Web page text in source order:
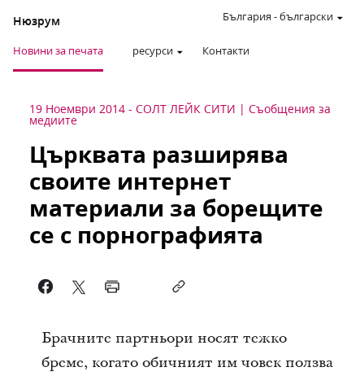
Нюзрум
Новини за печата ресурси Контакти
България -български
19 Ноември 2014 - СОЛТ ЛЕЙК СИТИ Съобщения за
медиите
Църквата разширява
своите интернет
материали за борещите
се с порнографията
Брачните партньори носят тежко
бреме, когато обичният им човек ползва